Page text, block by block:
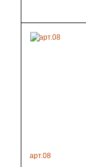
арт.08